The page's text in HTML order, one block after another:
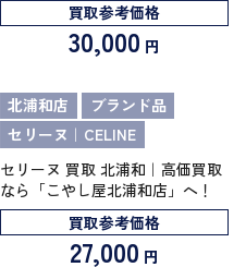
買取参考価格
30,000 円
北浦和店
ブランド品
セリーヌ｜CELINE
セリーヌ 買取 北浦和｜高価買取
なら「こやし屋北浦和店」へ！
買取参考価格
27,000 円